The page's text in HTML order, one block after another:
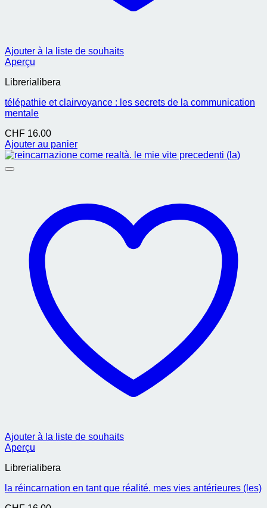
Ajouter à la liste de souhaits
Aperçu
Librerialibera
télépathie et clairvoyance : les secrets de la communication
mentale
CHF 16.00
Ajouter au panier
Ajouter à la liste de souhaits
Aperçu
Librerialibera
la réincarnation en tant que réalité. mes vies antérieures (les)